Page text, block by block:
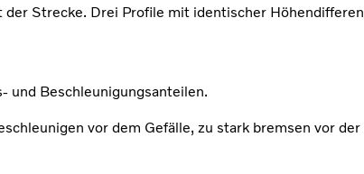
Strecke. Drei Profile mit identischer
und Beschleunigungsanteilen.
vor dem Gefälle, zu stark bremsen vor